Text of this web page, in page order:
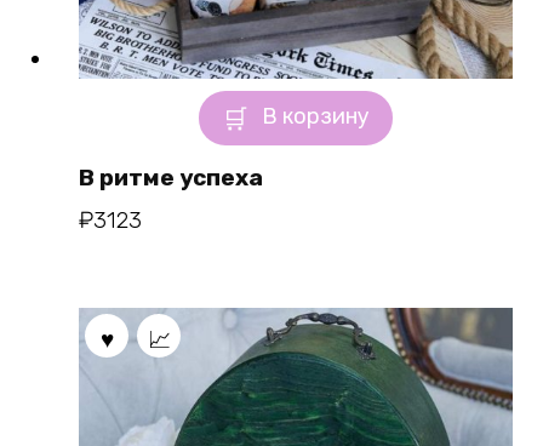
В корзину
В ритме успеха
₽3123